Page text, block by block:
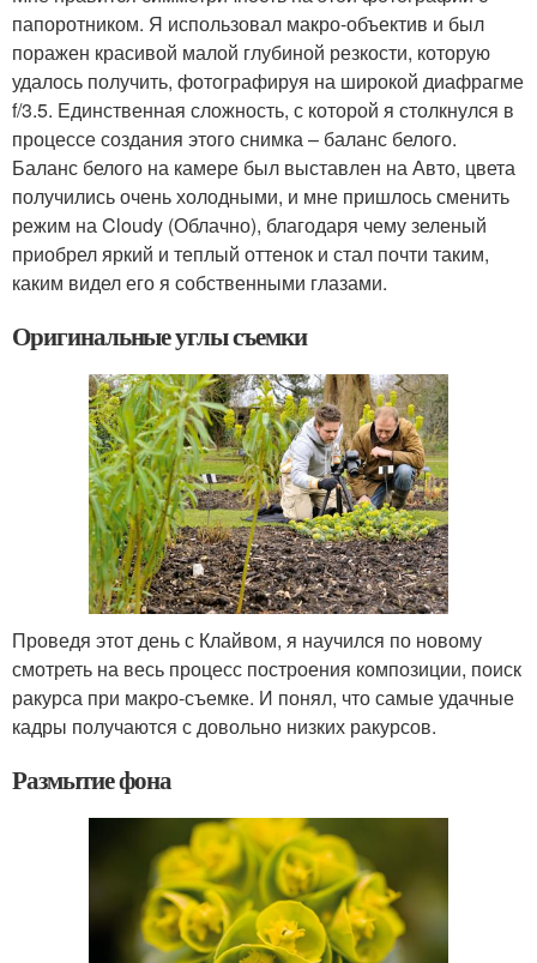
папоротником. Я использовал макро-объектив и был
поражен красивой малой глубиной резкости, которую
удалось получить, фотографируя на широкой диафрагме
f/3.5. Единственная сложность, с которой я столкнулся в
процессе создания этого снимка – баланс белого.
Баланс белого на камере был выставлен на Авто, цвета
получились очень холодными, и мне пришлось сменить
режим на Cloudy (Облачно), благодаря чему зеленый
приобрел яркий и теплый оттенок и стал почти таким,
каким видел его я собственными глазами.
Оригинальные углы съемки
Проведя этот день с Клайвом, я научился по новому
смотреть на весь процесс построения композиции, поиск
ракурса при макро-съемке. И понял, что самые удачные
кадры получаются с довольно низких ракурсов.
Размытие фона